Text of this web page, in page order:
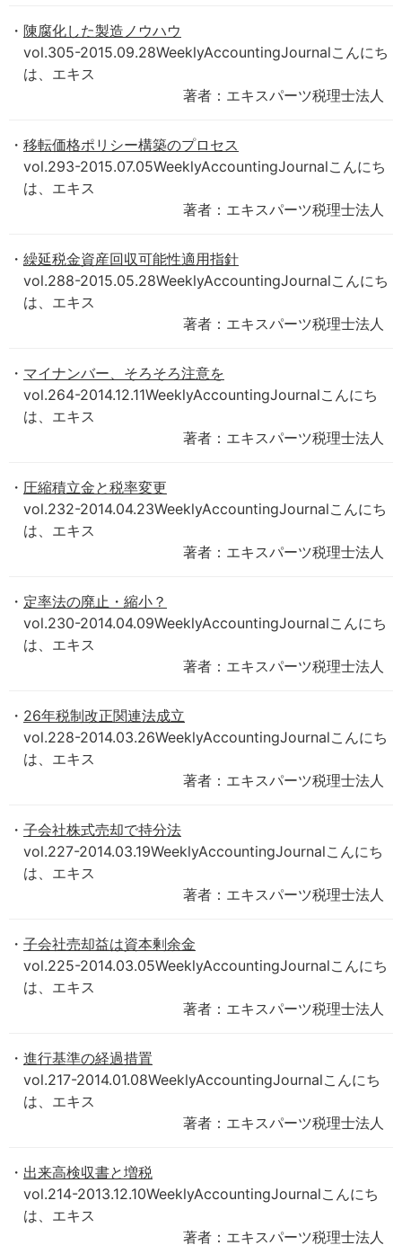
陳腐化した製造ノウハウ
vol.305-2015.09.28WeeklyAccountingJournalこんにち
は、エキス
著者：エキスパーツ税理士法人
移転価格ポリシー構築のプロセス
vol.293-2015.07.05WeeklyAccountingJournalこんにち
は、エキス
著者：エキスパーツ税理士法人
繰延税金資産回収可能性適用指針
vol.288-2015.05.28WeeklyAccountingJournalこんにち
は、エキス
著者：エキスパーツ税理士法人
マイナンバー、そろそろ注意を
vol.264-2014.12.11WeeklyAccountingJournalこんにち
は、エキス
著者：エキスパーツ税理士法人
圧縮積立金と税率変更
vol.232-2014.04.23WeeklyAccountingJournalこんにち
は、エキス
著者：エキスパーツ税理士法人
定率法の廃止・縮小？
vol.230-2014.04.09WeeklyAccountingJournalこんにち
は、エキス
著者：エキスパーツ税理士法人
26年税制改正関連法成立
vol.228-2014.03.26WeeklyAccountingJournalこんにち
は、エキス
著者：エキスパーツ税理士法人
子会社株式売却で持分法
vol.227-2014.03.19WeeklyAccountingJournalこんにち
は、エキス
著者：エキスパーツ税理士法人
子会社売却益は資本剰余金
vol.225-2014.03.05WeeklyAccountingJournalこんにち
は、エキス
著者：エキスパーツ税理士法人
進行基準の経過措置
vol.217-2014.01.08WeeklyAccountingJournalこんにち
は、エキス
著者：エキスパーツ税理士法人
出来高検収書と増税
vol.214-2013.12.10WeeklyAccountingJournalこんにち
は、エキス
著者：エキスパーツ税理士法人